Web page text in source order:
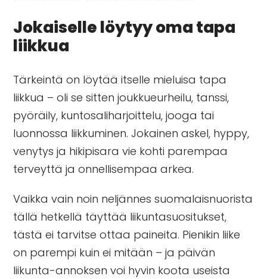
Jokaiselle löytyy oma tapa
liikkua
Tärkeintä on löytää itselle mieluisa tapa
liikkua – oli se sitten joukkueurheilu, tanssi,
pyöräily, kuntosaliharjoittelu, jooga tai
luonnossa liikkuminen. Jokainen askel, hyppy,
venytys ja hikipisara vie kohti parempaa
terveyttä ja onnellisempaa arkea.
Vaikka vain noin neljännes suomalaisnuorista
tällä hetkellä täyttää liikuntasuositukset,
tästä ei tarvitse ottaa paineita. Pienikin liike
on parempi kuin ei mitään – ja päivän
liikunta-annoksen voi hyvin koota useista